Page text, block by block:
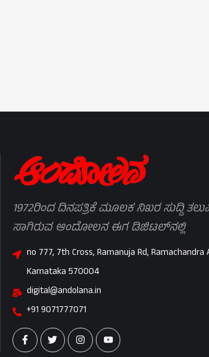
1972ರಿಂದ ದಿನಪತ್ರಿಕೆ ಮೂಲಕ ನಿಖರ ಸುದ್ದಿ
ಸಾಗಿರುವ ಆಂದೋಲನ ಈಗ ಡಿಜಿಟಲ್‌ನಲ್ಲಿ
no 777, 7th Cross, Ramanuja Rd, Ramachandra
Karnataka 570004
digital@andolana.in
+91 9071777071